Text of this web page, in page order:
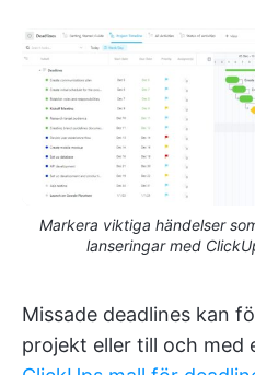
Markera viktiga händelser
lanseringar med
Missade deadlines kan
projekt eller till och med